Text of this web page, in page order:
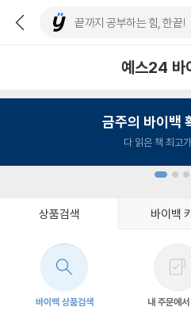
예스24 바
금주의 바이백
다 읽은 책 최고
상품검색 바이백
바이백 상품검색 내 주문에